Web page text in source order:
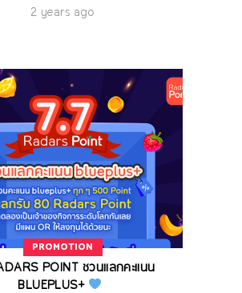
2 years ago
PROMOTION
POINT ชวนแลกคะแนน
BLUEPLUS+